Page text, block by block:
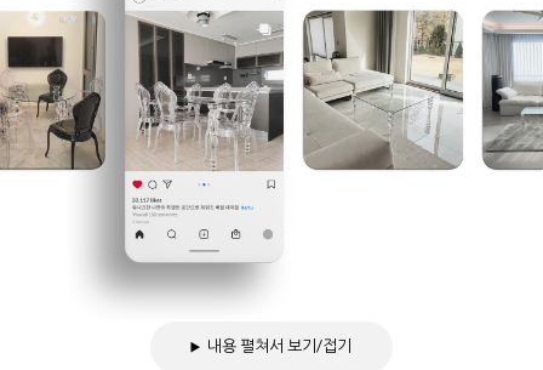
내용 펼쳐서 보기/접기